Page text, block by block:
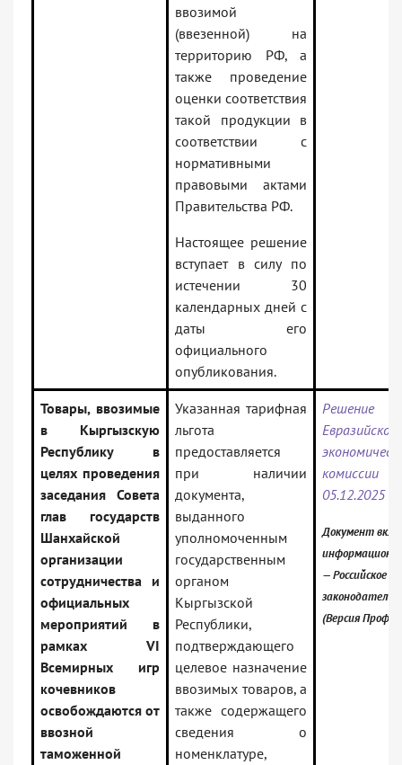
ввозимой
(ввезенной) на
территорию РФ, а
также проведение
оценки соответствия
такой продукции в
соответствии с
нормативными
правовыми актами
Правительства РФ.
Настоящее решение
вступает в силу по
истечении 30
календарных дней с
даты его
официального
опубликования.
Товары, ввозимые
в Кыргызскую
Республику в
целях проведения
заседания Совета
глав государств
Шанхайской
организации
сотрудничества и
официальных
мероприятий в
рамках VI
Всемирных игр
кочевников
освобождаются от
ввозной
таможенной
Указанная тарифная
льгота
предоставляется
при наличии
документа,
выданного
уполномоченным
государственным
органом
Кыргызской
Республики,
подтверждающего
целевое назначение
ввозимых товаров, а
также содержащего
сведения о
номенклатуре,
Решение
Евразийской
05.12.2025
Документ
— Российское
(Версия Проф)